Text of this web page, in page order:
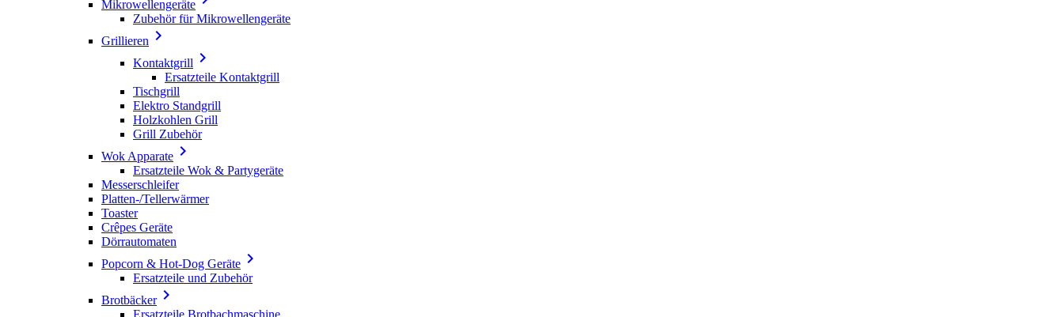
Mikrowellengeräte
Zubehör für Mikrowellengeräte
Grillieren 
Kontaktgrill 
Ersatzteile Kontaktgrill
Tischgrill
Elektro Standgrill
Holzkohlen Grill
Grill Zubehör
Wok Apparate 
Ersatzteile Wok & Partygeräte
Messerschleifer
Platten-/Tellerwärmer
Toaster
Crêpes Geräte
Dörrautomaten
Popcorn & Hot-Dog Geräte 
Ersatzteile und Zubehör
Brotbäcker
Ersatzteile Brotbachmaschine